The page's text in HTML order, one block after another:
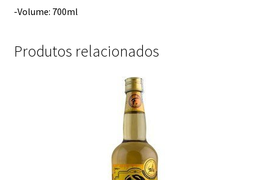
-Volume: 700ml
Produtos relacionados